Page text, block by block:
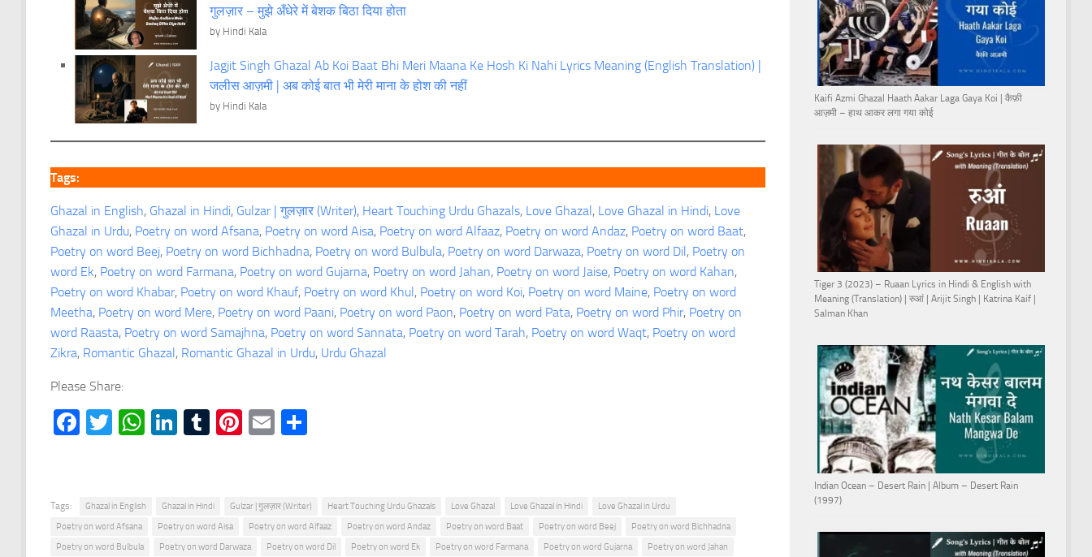
गुलज़ार – मुझे अँधेरे में बेशक बिठा दिया होता
by Hindi Kala
Jagjit Singh Ghazal Ab Koi Baat Bhi Meri Maana Ke Hosh Ki Nahi Lyrics Meaning (English Translation) |
जलीस आज़मी | अब कोई बात भी मेरी माना के होश की नहीं
by Hindi Kala
Tags:
Ghazal in English, Ghazal in Hindi, Gulzar | गुलज़ार (Writer), Heart Touching Urdu Ghazals, Love Ghazal, Love Ghazal in Hindi, Love
Ghazal in Urdu, Poetry on word Afsana, Poetry on word Aisa, Poetry on word Alfaaz, Poetry on word Andaz, Poetry on word Baat
Poetry on word Beej, Poetry on word Bichhadna, Poetry on word Bulbula, Poetry on word Darwaza, Poetry on word Dil, Poetry on
word Ek, Poetry on word Farmana, Poetry on word Gujarna, Poetry on word Jahan, Poetry on word Jaise, Poetry on word Kahan
Poetry on word Khabar, Poetry on word Khauf, Poetry on word Khul, Poetry on word Koi, Poetry on word Maine, Poetry on word
Meetha, Poetry on word Mere, Poetry on word Paani, Poetry on word Paon, Poetry on word Pata, Poetry on word Phir, Poetry on
word Raasta, Poetry on word Samajhna, Poetry on word Sannata, Poetry on word Tarah, Poetry on word Waqt, Poetry on word
Zikra, Romantic Ghazal, Romantic Ghazal in Urdu, Urdu Ghazal
Please Share:
Facebook
TwitterWhatsApp
LinkedIn
Tumblr
Pinterest
Email
Tags: Ghazal in English Ghazal in Hindi Gulzar | गुलज़ार (Writer) Heart Touching Urdu Ghazals Love Ghazal Love Ghazal in Hindi
Love Ghazal in Urdu
Poetry on word Afsana
Poetry on word Aisa Poetry on word Alfaaz Poetry on word Andaz Poetry on word Baat Poetry on word Beej
Poetry on word Bichhadna
Poetry on word Bulbula
Poetry on word Darwaza Poetry on word Dil Poetry on word Ek Poetry on word Farmana Poetry on word Gujarna Poetry on word Jahan
Kaifi Azmi Ghazal Haath Aakar Laga Gaya Koi | कैफ़ी
आज़मी – हाथ आकर लगा गया कोई
Tiger 3 (2023) – Ruaan Lyrics in Hindi & English with
Meaning (Translation) | रुआं | Arijit Singh | Katrina Kaif |
Salman Khan
Indian Ocean – Desert Rain | Album – Desert Rain
(1997)